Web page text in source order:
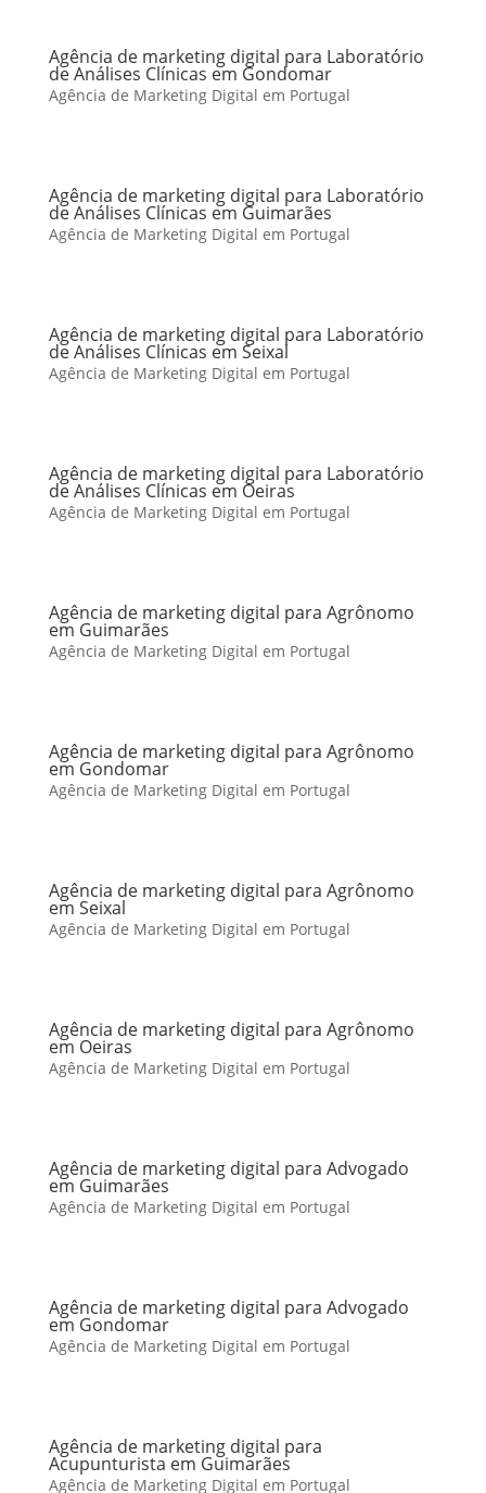
Agência de marketing digital para Laboratório
de Análises Clínicas em Gondomar
Agência de Marketing Digital em Portugal
Agência de marketing digital para Laboratório
de Análises Clínicas em Guimarães
Agência de Marketing Digital em Portugal
Agência de marketing digital para Laboratório
de Análises Clínicas em Seixal
Agência de Marketing Digital em Portugal
Agência de marketing digital para Laboratório
de Análises Clínicas em Oeiras
Agência de Marketing Digital em Portugal
Agência de marketing digital para Agrônomo
em Guimarães
Agência de Marketing Digital em Portugal
Agência de marketing digital para Agrônomo
em Gondomar
Agência de Marketing Digital em Portugal
Agência de marketing digital para Agrônomo
em Seixal
Agência de Marketing Digital em Portugal
Agência de marketing digital para Agrônomo
em Oeiras
Agência de Marketing Digital em Portugal
Agência de marketing digital para Advogado
em Guimarães
Agência de Marketing Digital em Portugal
Agência de marketing digital para Advogado
em Gondomar
Agência de Marketing Digital em Portugal
Agência de marketing digital para
Acupunturista em Guimarães
Agência de Marketing Digital em Portugal